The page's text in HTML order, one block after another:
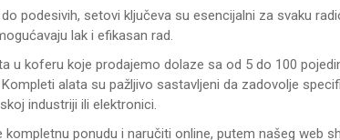
podesivih, setovi ključeva su esencijalni za svaku
lak i efikasan rad.
u koferu koje prodajemo dolaze sa od 5 do 100
alata su pažljivo sastavljeni da zadovolje
industriji ili elektronici.
kompletnu ponudu i naručiti online, putem našeg web